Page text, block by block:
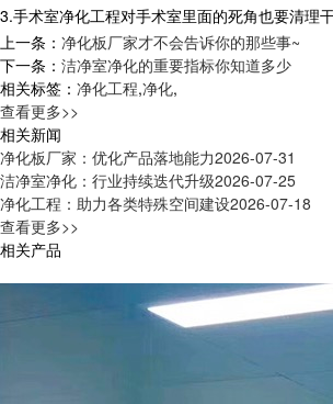
3.手术室净化工程对手术室里面的死角也要清理
上一条： 净化板厂家才不会告诉你的那些事~
下一条： 洁净室净化的重要指标你知道多少
相关标签： 净化工程,净化,
查看更多>>
相关新闻
净化板厂家：优化产品落地能力2026-07-31
洁净室净化：行业持续迭代升级2026-07-25
净化工程：助力各类特殊空间建设2026-07-18
查看更多>>
相关产品